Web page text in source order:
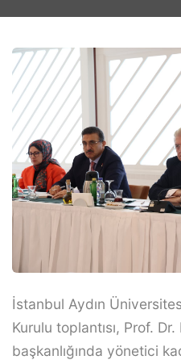
İstanbul Aydın
Kurulu toplantısı, Prof. Dr.
başkanlığında yönetici